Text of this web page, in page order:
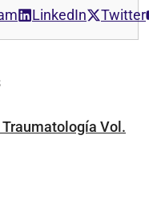
LinkedIn Twitter
Vol.